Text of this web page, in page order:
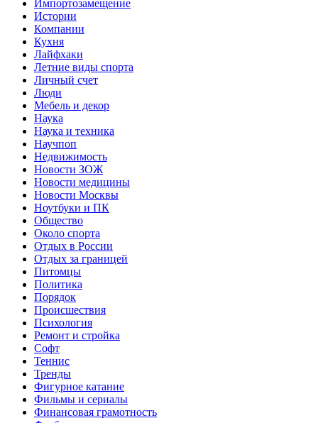
Импортозамещение
Истории
Компании
Кухня
Лайфхаки
Летние виды спорта
Личный счет
Люди
Мебель и декор
Наука
Наука и техника
Научпоп
Недвижимость
Новости ЗОЖ
Новости медицины
Новости Москвы
Ноутбуки и ПК
Общество
Около спорта
Отдых в России
Отдых за границей
Питомцы
Политика
Порядок
Происшествия
Психология
Ремонт и стройка
Софт
Теннис
Тренды
Фигурное катание
Фильмы и сериалы
Финансовая грамотность